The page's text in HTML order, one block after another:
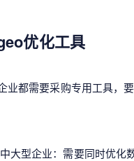
优化工具
业都需要采购专用工具，
大型企业：需要同时优化